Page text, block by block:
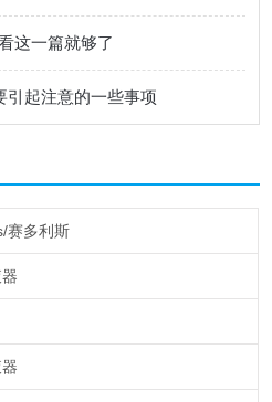
这一篇就够了
引起注意的一些事项
赛多利斯